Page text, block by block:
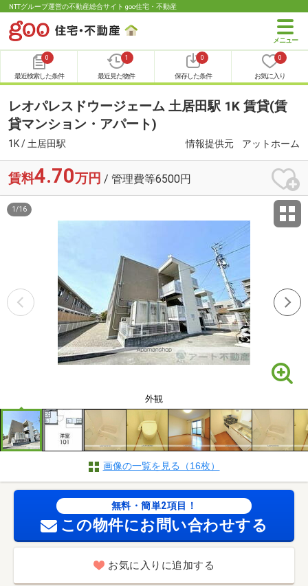
NTTグループ運営の不動産総合サイト goo住宅・不動産
0
最近検索した条件
1
最近見た物件
0
保存した条件
0
お気に入り
レオパレスドウージェーム 土居田駅 1K 賃貸(賃
貸マンション・アパート)
1K / 土居田駅 情報提供元 アットホーム
賃料4.70万円 / 管理費等6500円
外観
1 /16
画像の一覧を見る（16枚）
無料・簡単2項目！
この物件にお問い合わせする
お気に入りに追加する